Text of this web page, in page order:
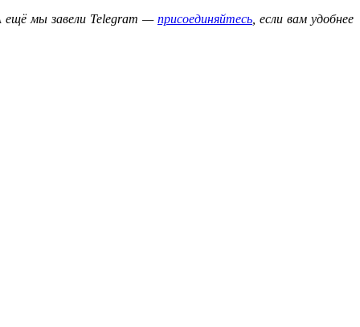
ещё мы завели Telegram — присоединяйтесь, если вам удобнее